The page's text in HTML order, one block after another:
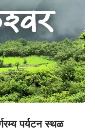
पर्यटन स्थळ